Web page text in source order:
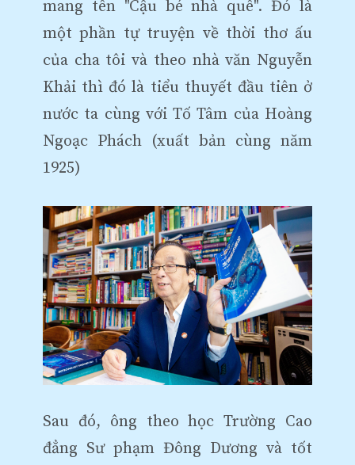
mang tên "Cậu bé nhà quê". Đó là
một phần tự truyện về thời thơ ấu
của cha tôi và theo nhà văn Nguyễn
Khải thì đó là tiểu thuyết đầu tiên ở
nước ta cùng với Tố Tâm của Hoàng
Ngoạc Phách (xuất bản cùng năm
1925)
Sau đó, ông theo học Trường Cao
đẳng Sư phạm Đông Dương và tốt